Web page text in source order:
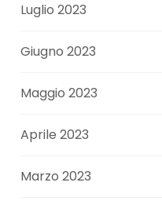
Luglio 2023
Giugno 2023
Maggio 2023
Aprile 2023
Marzo 2023